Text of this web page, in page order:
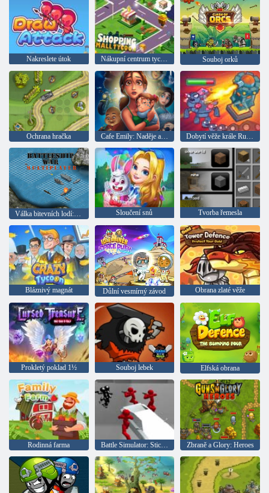
Nakreslete útok Nákupní centrum tycoon Souboj orků
Ochrana hračka Cafe Emily: Naděje a obavy Dobytí věže krále Rugniho
Sloučení snů Tvorba řemesla
Bláznivý magnát Důlní vesmírný závod Obrana zlaté věže
Prokletý poklad 1½ Souboj lebek Elfská obrana
Rodinná farma Battle Simulator: Stickman Counter Zbraně a Glory: Heroes